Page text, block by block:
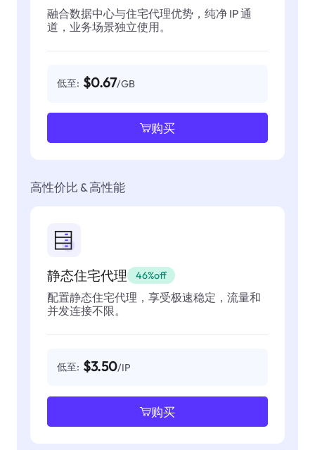
融合数据中心与住宅代理优势，纯净 IP 通
道，业务场景独立使用。
低至: $0.67/GB
购买
高性价比 & 高性能
静态住宅代理 46%off
配置静态住宅代理，享受极速稳定，流量和
并发连接不限。
低至: $3.50/IP
购买